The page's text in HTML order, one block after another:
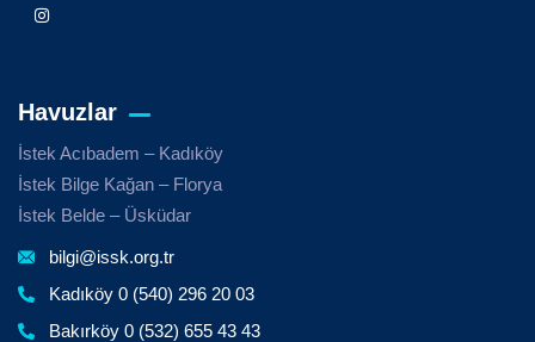
Havuzlar
İstek Acıbadem – Kadıköy
İstek Bilge Kağan – Florya
İstek Belde – Üsküdar
bilgi@issk.org.tr
Kadıköy 0 (540) 296 20 03
Bakırköy 0 (532) 655 43 43